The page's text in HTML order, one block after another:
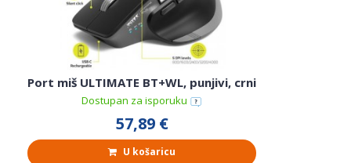
Port miš ULTIMATE BT+WL, punjivi, crni
Dostupan za isporuku
57,89 €
U košaricu